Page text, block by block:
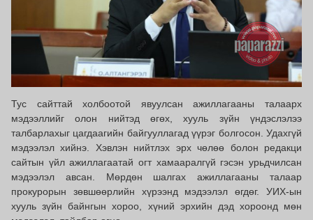
Тус сайттай холбоотой явуулсан ажиллагааны талаарх
мэдээллийг олон нийтэд өгөх, хууль зүйн үндэслэлээ
талбарлахыг цагдаагийн байгууллагад үүрэг болгосон. Удахгүй
мэдээлэл хийнэ. Хэвлэн нийтлэх эрх чөлөө болон редакци
сайтын үйл ажиллагаатай огт хамааралгүй гэсэн урьдчилсан
мэдээлэл авсан. Мөрдөн шалгах ажиллагааны талаар
прокурорын зөвшөөрлийн хүрээнд мэдээлэл өгдөг. УИХ-ын
хууль зүйн байнгын хороо, хүний эрхийн дэд хороонд мөн